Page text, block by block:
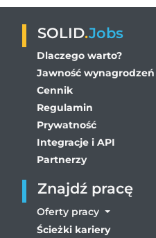
SOLID.Jobs
Dlaczego warto?
Jawność wynagrodzeń
Cennik
Regulamin
Prywatność
Integracje i API
Partnerzy
Znajdź pracę
Oferty pracy
Ścieżki kariery